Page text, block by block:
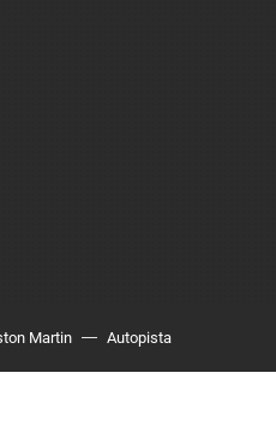
Martin Autopista